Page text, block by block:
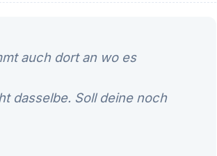
auch dort an wo es
dasselbe. Soll deine noch